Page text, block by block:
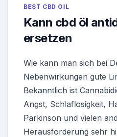
BEST CBD OIL
Kann cbd öl
ersetzen
Wie kann man sich bei
Nebenwirkungen gute
Bekanntlich ist
Angst, Schlaflosigkeit,
Parkinson und vielen
Herausforderung sehr